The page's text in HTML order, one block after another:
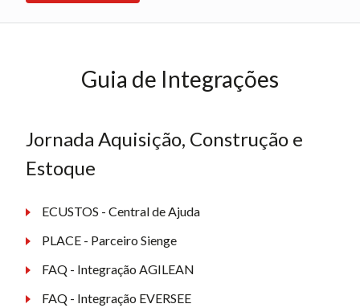
Guia de Integrações
Jornada Aquisição, Construção e
Estoque
ECUSTOS - Central de Ajuda
PLACE - Parceiro Sienge
FAQ - Integração AGILEAN
FAQ - Integração EVERSEE